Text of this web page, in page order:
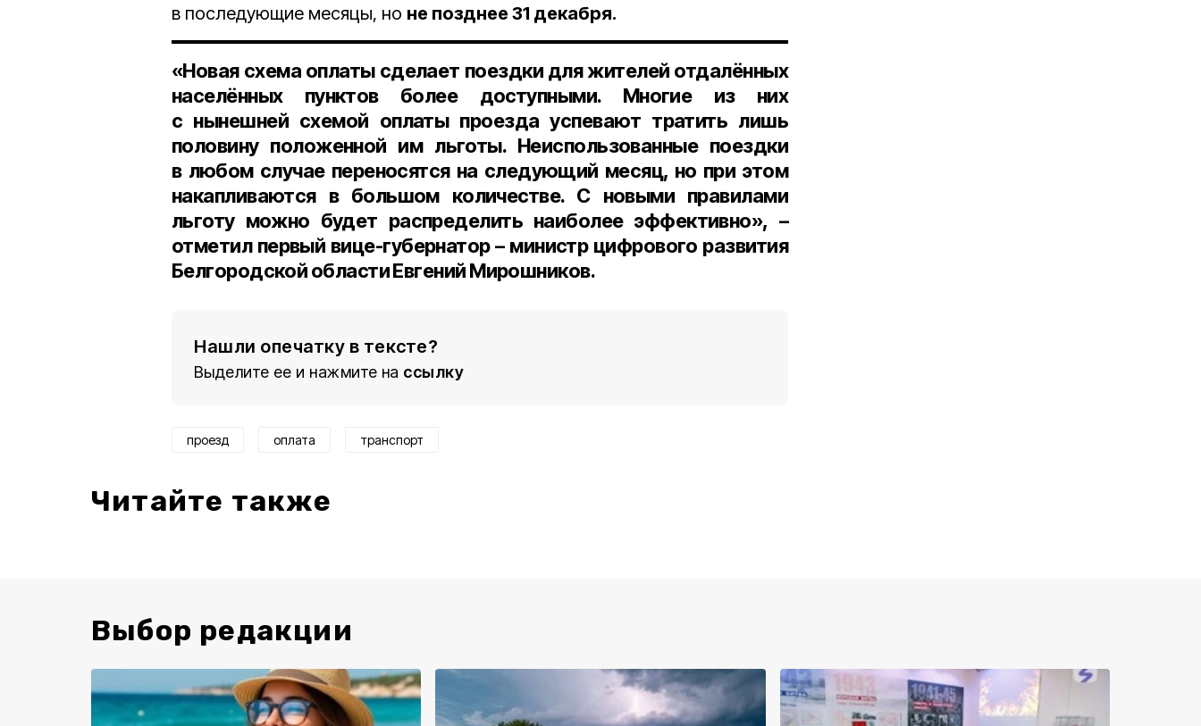
в последующие месяцы, но не позднее 31 декабря.
«Новая схема оплаты сделает поездки для жителей отдалённых
населённых пунктов более доступными. Многие из них
с нынешней схемой оплаты проезда успевают тратить лишь
половину положенной им льготы. Неиспользованные поездки
в любом случае переносятся на следующий месяц, но при этом
накапливаются в большом количестве. С новыми правилами
льготу можно будет распределить наиболее эффективно», –
отметил первый вице-губернатор – министр цифрового развития
Белгородской области Евгений Мирошников.
Нашли опечатку в тексте?
Выделите ее и нажмите на ссылку
проезд оплата транспорт
Читайте также
Выбор редакции